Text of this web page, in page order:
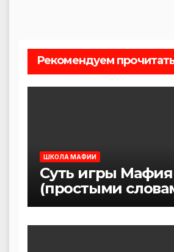
Рекомендуем
ШКОЛА МАФИИ
Суть игры Мафия
(простыми